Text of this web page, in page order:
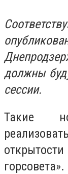
должны
сессии.
Такие
горсовета».